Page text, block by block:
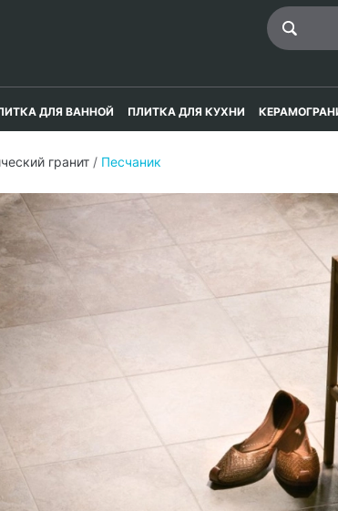
ДЛЯ ВАННОЙ ПЛИТКА ДЛЯ КУХНИ
гранит / Песчаник